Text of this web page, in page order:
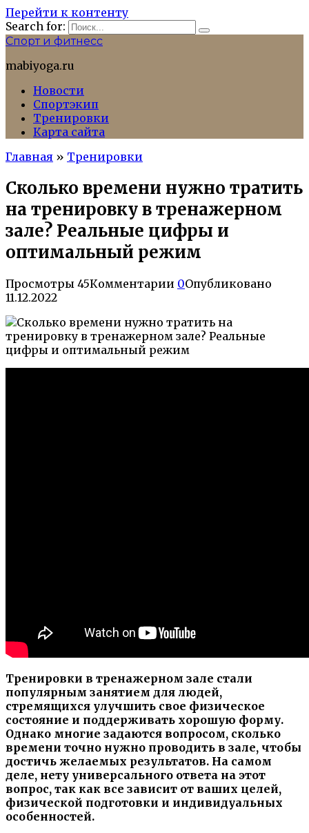
Перейти к контенту
Search for:
Спорт и фитнесс
mabiyoga.ru
Новости
Спортэкип
Тренировки
Карта сайта
Главная » Тренировки
Сколько времени нужно тратить
на тренировку в тренажерном
зале? Реальные цифры и
оптимальный режим
Просмотры 45Комментарии 0Опубликовано
11.12.2022
Тренировки в тренажерном зале стали
популярным занятием для людей,
стремящихся улучшить свое физическое
состояние и поддерживать хорошую форму.
Однако многие задаются вопросом, сколько
времени точно нужно проводить в зале, чтобы
достичь желаемых результатов. На самом
деле, нету универсального ответа на этот
вопрос, так как все зависит от ваших целей,
физической подготовки и индивидуальных
особенностей.